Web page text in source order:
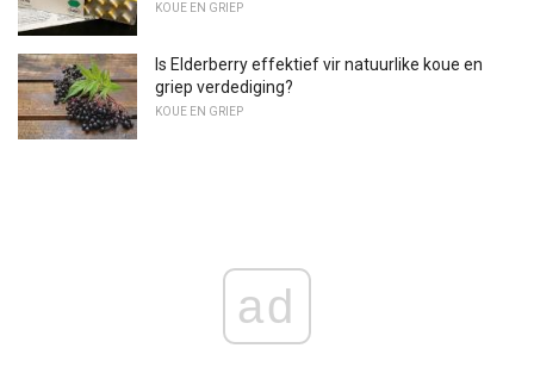
KOUE EN GRIEP
Is Elderberry effektief vir natuurlike koue en
griep verdediging?
KOUE EN GRIEP
ad